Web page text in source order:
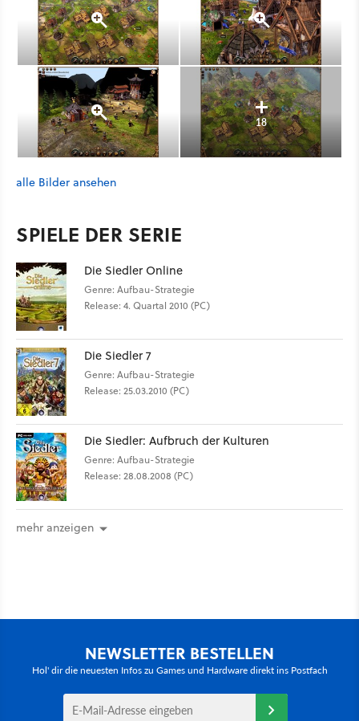
18
alle Bilder ansehen
SPIELE DER SERIE
Die Siedler Online
Genre: Aufbau-Strategie
Release: 4. Quartal 2010 (PC)
Die Siedler 7
Genre: Aufbau-Strategie
Release: 25.03.2010 (PC)
Die Siedler: Aufbruch der Kulturen
Genre: Aufbau-Strategie
Release: 28.08.2008 (PC)
mehr anzeigen
NEWSLETTER BESTELLEN
Hol' dir die neuesten Infos zu Games und Hardware direkt ins Postfach